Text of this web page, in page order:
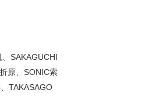
SAKAGUCHI
原、SONIC索
TAKASAGO